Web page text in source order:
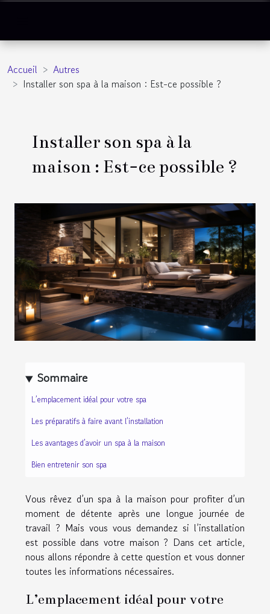
Accueil
Autres
Installer son spa à la maison : Est-ce possible ?
Installer son spa à la
maison : Est-ce possible ?
Sommaire
L’emplacement idéal pour votre spa
Les préparatifs à faire avant l’installation
Les avantages d’avoir un spa à la maison
Bien entretenir son spa
Vous rêvez d’un spa à la maison pour profiter d’un
moment de détente après une longue journée de
travail ? Mais vous vous demandez si l’installation
est possible dans votre maison ? Dans cet article,
nous allons répondre à cette question et vous donner
toutes les informations nécessaires.
L’emplacement idéal pour votre